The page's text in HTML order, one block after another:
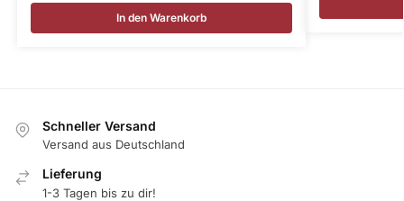
In den Warenkorb
Schneller Versand
Versand aus Deutschland
Lieferung
1-3 Tagen bis zu dir!